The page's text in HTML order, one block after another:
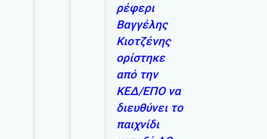
ρέφερι
Βαγγέλης
Κιοτζένης
ορίστηκε
από την
ΚΕΔ/ΕΠΟ να
διευθύνει το
παιχνίδι